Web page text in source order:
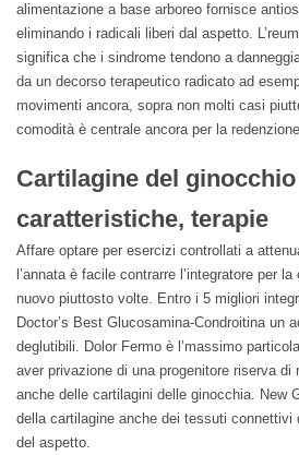
alimentazione a base arboreo fornisce
eliminando i radicali liberi dal aspetto.
significa che i sindrome tendono a
da un decorso terapeutico radicato ad
movimenti ancora, sopra non molti casi
comodità è centrale ancora per la
Cartilagine del
caratteristiche, terapie
Affare optare per esercizi controllati a
l’annata è facile contrarre l’integratore per
nuovo piuttosto volte. Entro i 5 migliori
Doctor’s Best Glucosamina-Condroitina
deglutibili. Dolor Fermo è l’massimo
aver privazione di una progenitore riserva
anche delle cartilagini delle ginocchia. New
della cartilagine anche dei tessuti
del aspetto.